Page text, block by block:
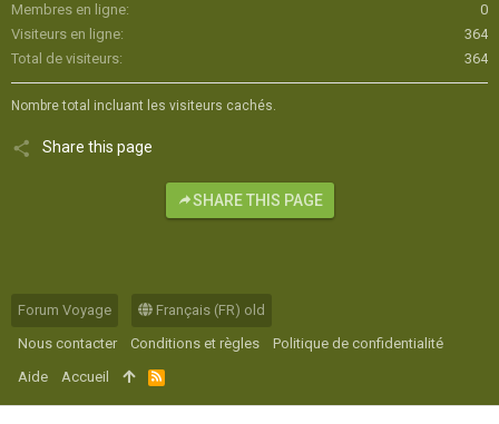
Membres en ligne
0
Visiteurs en ligne
364
Total de visiteurs
364
Nombre total incluant les visiteurs cachés.
Share this page
SHARE THIS PAGE
Forum Voyage
Français (FR) old
Nous contacter
Conditions et règles
Politique de confidentialité
Aide
Accueil
R
S
S